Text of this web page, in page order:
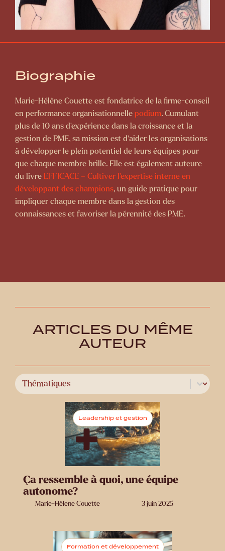
Biographie
Marie-Hélène Couette est fondatrice de la firme-conseil
en performance organisationnelle podium. Cumulant
plus de 10 ans d’expérience dans la croissance et la
gestion de PME, sa mission est d’aider les organisations
à développer le plein potentiel de leurs équipes pour
que chaque membre brille. Elle est également auteure
du livre EFFICACE – Cultiver l’expertise interne en
développant des champions, un guide pratique pour
impliquer chaque membre dans la gestion des
connaissances et favoriser la pérennité des PME.
ARTICLES DU MÊME
AUTEUR
Catégories
Select content
Leadership et gestion
Ça ressemble à quoi, une équipe
autonome?
Marie-Hélene Couette 3 juin 2025
Formation et développement